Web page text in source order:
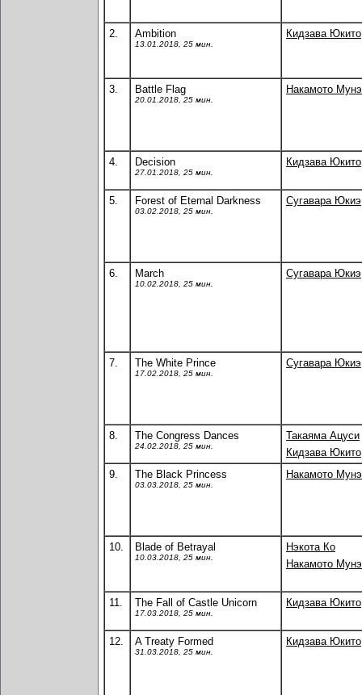
2. Ambition
13.01.2018, 25 мин.
Кидзава Юкито
3. Battle Flag
20.01.2018, 25 мин.
Накамото
4. Decision
27.01.2018, 25 мин.
Кидзава Юкито
5. Forest of Eternal Darkness
03.02.2018, 25 мин.
Сугавара Юкиэ
6. March
10.02.2018, 25 мин.
Сугавара Юкиэ
7. The White Prince
17.02.2018, 25 мин.
Сугавара Юкиэ
8. The Congress Dances
24.02.2018, 25 мин.
Такаяма Ацуси
Кидзава Юкито
9.
The Black Princess
03.03.2018, 25 мин.
Накамото
10. Blade of Betrayal
10.03.2018, 25 мин.
Нэкота Ко
Накамото
11. The Fall of Castle Unicorn
17.03.2018, 25 мин.
Кидзава Юкито
12. A Treaty Formed
31.03.2018, 25 мин.
Кидзава Юкито